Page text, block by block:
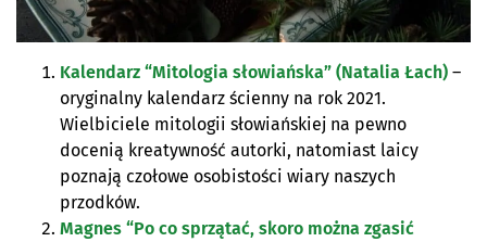
Kalendarz “Mitologia słowiańska” (Natalia Łach) –
oryginalny kalendarz ścienny na rok 2021.
Wielbiciele mitologii słowiańskiej na pewno
docenią kreatywność autorki, natomiast laicy
poznają czołowe osobistości wiary naszych
przodków.
Magnes “Po co sprzątać, skoro można zgasić